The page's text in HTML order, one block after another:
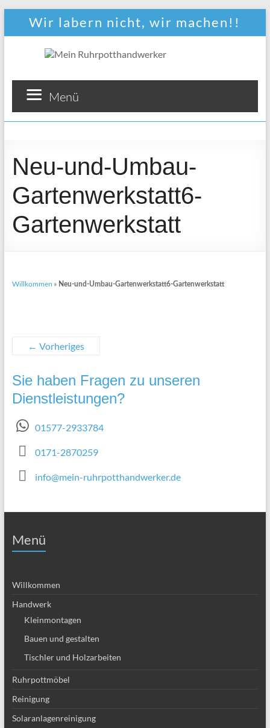
Wir labern nicht, wir machen!!
Mein
Ruhrpotthandwerker
und
preiswert!
Menü
Neu-und-Umbau-
Gartenwerkstatt6-
Gartenwerkstatt
Willkommen » Neu-und-Umbau-Gartenwerkstatt6-Gartenwerkstatt
← Vorheriges
Sie haben Fragen zu unseren
Dienstleistungen?
01577-2933784
0171-2870259
info@mein-ruhrpotthandwerker.de
Menü
Willkommen
Handwerk
Kleinmontagen
Bauen und gestalten
Tischler und Holzarbeiten
Ruhrpottmöbel
Reinigung
Solaranlagenreinigung